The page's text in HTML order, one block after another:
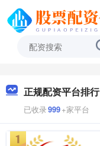
正规配资平台排行
已收录999+家平台